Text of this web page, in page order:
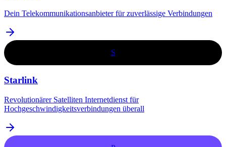
Dein Telekommunikationsanbieter für zuverlässige Verbindungen
S
Starlink
Revolutionärer Satelliten Internetdienst für
Hochgeschwindigkeitsverbindungen überall